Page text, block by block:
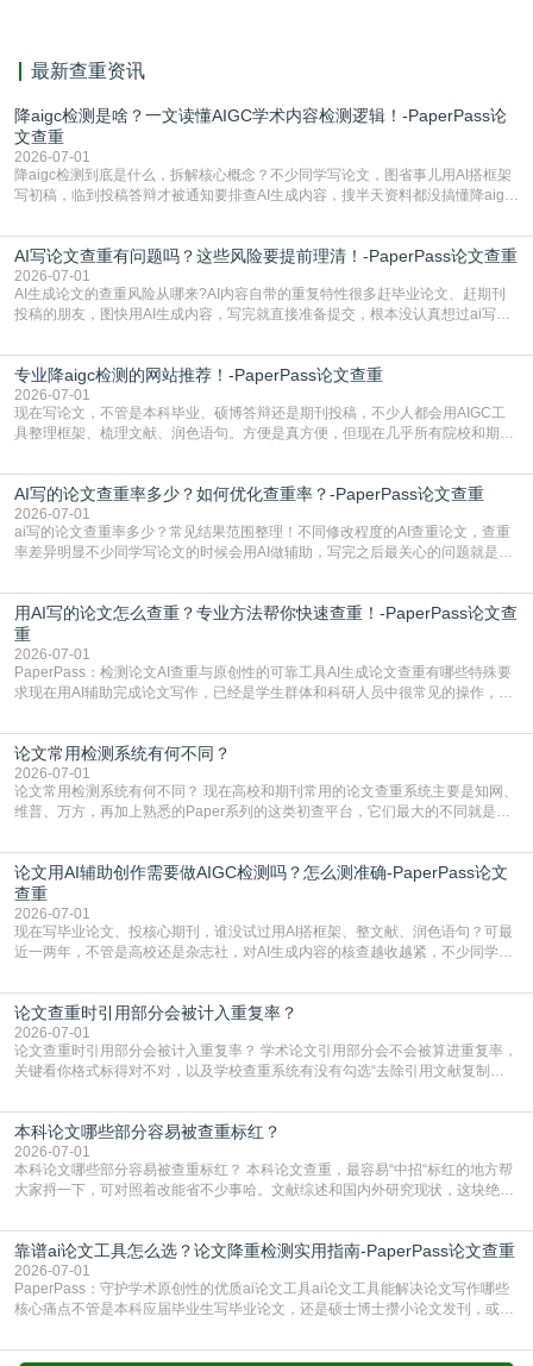
最新查重资讯
降aigc检测是啥？一文读懂AIGC学术内容检测逻辑！-PaperPass论
文查重
2026-07-01
降aigc检测到底是什么，拆解核心概念？不少同学写论文，图省事儿用AI搭框架
写初稿，临到投稿答辩才被通知要排查AI生成内容，搜半天资料都没搞懂降aigc
怕是已经入行的科研人员，不少人也搞不清降aigc检测是啥，对相关要求摸不
准。其实，降aigc检测是伴随AIGC工具在学术领域普及诞生的新需求，核心是为
了满足现在高校、期刊对AI生
AI写论文查重有问题吗？这些风险要提前理清！-PaperPass论文查重
2026-07-01
AI生成论文的查重风险从哪来?AI内容自带的重复特性很多赶毕业论文、赶期刊
投稿的朋友，图快用AI生成内容，写完就直接准备提交，根本没认真想过ai写论
自带不可忽视的查重风险。AI训练依赖海量公开的文本数据，生成内容本质是基
于训练数据的概率拼接，不是从零开始的原创创作。生成过程中，很容易复用已
有的高频公共表述，甚至直接拼接已经公开
专业降aigc检测的网站推荐！-PaperPass论文查重
2026-07-01
现在写论文，不管是本科毕业、硕博答辩还是期刊投稿，不少人都会用AIGC工
具整理框架、梳理文献、润色语句。方便是真方便，但现在几乎所有院校和期刊
五遍还是过不了预检测的大有人在，这时候，找到靠谱的降AIGC检测率的网
站，就能少走好多弯路。PaperPass：守护学术原创性的智能伙伴AIGC生成内
容的学术合规痛点去年帮一个本科师弟改
AI写的论文查重率多少？如何优化查重率？-PaperPass论文查重
2026-07-01
ai写的论文查重率多少？常见结果范围整理！不同修改程度的AI查重论文，查重
率差异明显不少同学写论文的时候会用AI做辅助，写完之后最关心的问题就是ai
实际情况和大家想的不太一样。AI训练依赖海量公开学术文献、网络内容，生成
内容本质是按照语义概率拼接已有内容，很容易和已发布的作品撞重复，甚至会
直接引用整段已有内容，所以查重率偏高是
用AI写的论文怎么查重？专业方法帮你快速查重！-PaperPass论文查
重
2026-07-01
PaperPass：检测论文AI查重与原创性的可靠工具AI生成论文查重有哪些特殊要
求现在用AI辅助完成论文写作，已经是学生群体和科研人员中很常见的操作，不
但很多人忽略了，AI生成的内容天生带有重复风险——训练AI的数据集本身就包
含大量已公开的学术内容、网络原创内容，AI输出内容时很容易无意识拼接出重
复片
论文常用检测系统有何不同？
2026-07-01
论文常用检测系统有何不同？ 现在高校和期刊常用的论文查重系统主要是知网、
维普、万方，再加上熟悉的Paper系列的这类初查平台，它们最大的不同就是数
查数值误导。知网（CNKI）是学校定稿检测的绝对主流。本科用PMLC，含大学
生联合比对库，能比历届学长论文，硕博用VIP/TMLC，含学术论文联合比对
库，期刊投稿用AMLMC/SML
论文用AI辅助创作需要做AIGC检测吗？怎么测准确-PaperPass论文
查重
2026-07-01
现在写毕业论文、投核心期刊，谁没试过用AI搭框架、整文献、润色语句？可最
近一两年，不管是高校还是杂志社，对AI生成内容的核查越收越紧，不少同学投
真的太亏。提前做AIGC检测，已经成了很多过来人交稿前必做的一步。为什么
AIGC检测成了论文答辩投稿前的必备项？可能还有不少人觉得，我就用AI搭了个
框架，内容都是自己写的，至于做AIG
论文查重时引用部分会被计入重复率？
2026-07-01
论文查重时引用部分会被计入重复率？ 学术论文引用部分会不会被算进重复率，
关键看你格式标得对不对，以及学校查重系统有没有勾选“去除引用文献复制
独占一行，每条文献用[1][2]方括号编号、与正文一一对应，著录项符合GB/T
7714（作者、题名、刊名、年、卷期、页码齐全，标点用半角）；查重系统识别
成功后通常把这段标为引用，
本科论文哪些部分容易被查重标红？
2026-07-01
本科论文哪些部分容易被查重标红？ 本科论文查重，最容易“中招“标红的地方帮
大家捋一下，可对照着改能省不少事哈。文献综述和国内外研究现状，这块绝对
乎一模一样的话，你要是直接复制百度百科、教材或别人写好的综述段落，系统
一抓一个准，整段飘红。研究背景、意义和方法描述也是不可避免，比如“本文采
用问卷调查法““运用SPSS软件进行数据分
靠谱ai论文工具怎么选？论文降重检测实用指南-PaperPass论文查重
2026-07-01
PaperPass：守护学术原创性的优质ai论文工具ai论文工具能解决论文写作哪些
核心痛点不管是本科应届毕业生写毕业论文，还是硕士博士攒小论文发刊，或是
自己逐句读逐句改，熬好几个大夜不说，还经常改不到点上，交上去才发现重复